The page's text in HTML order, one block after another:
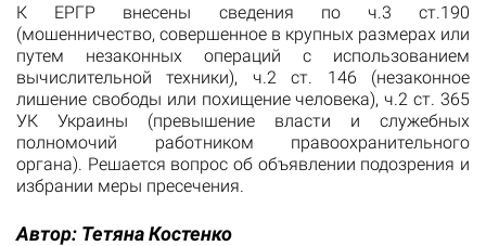
К ЕРГР внесены сведения по ч.3 ст.190
(мошенничество, совершенное в крупных размерах или
путем незаконных операций с использованием
вычислительной техники), ч.2 ст. 146 (незаконное
лишение свободы или похищение человека), ч.2 ст. 365
УК Украины (превышение власти и служебных
полномочий работником правоохранительного
органа). Решается вопрос об объявлении подозрения и
избрании меры пресечения.
Автор: Тетяна Костенко